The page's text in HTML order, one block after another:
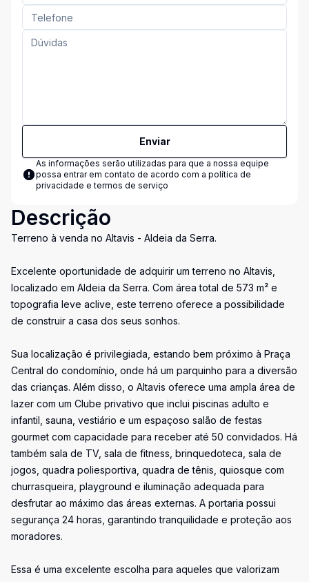
Enviar
As informações serão utilizadas para que a nossa equipe
possa entrar em contato de acordo com a política de
privacidade e termos de serviço
Descrição
Terreno à venda no Altavis - Aldeia da Serra.
Excelente oportunidade de adquirir um terreno no Altavis,
localizado em Aldeia da Serra. Com área total de 573 m² e
topografia leve aclive, este terreno oferece a possibilidade
de construir a casa dos seus sonhos.
Sua localização é privilegiada, estando bem próximo à Praça
Central do condomínio, onde há um parquinho para a diversão
das crianças. Além disso, o Altavis oferece uma ampla área de
lazer com um Clube privativo que inclui piscinas adulto e
infantil, sauna, vestiário e um espaçoso salão de festas
gourmet com capacidade para receber até 50 convidados. Há
também sala de TV, sala de fitness, brinquedoteca, sala de
jogos, quadra poliesportiva, quadra de tênis, quiosque com
churrasqueira, playground e iluminação adequada para
desfrutar ao máximo das áreas externas. A portaria possui
segurança 24 horas, garantindo tranquilidade e proteção aos
moradores.
Essa é uma excelente escolha para aqueles que valorizam